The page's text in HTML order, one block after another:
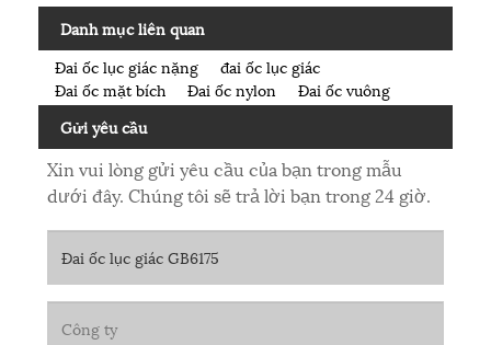
Danh mục liên quan
Đai ốc lục giác nặng
đai ốc lục giác
Đai ốc mặt bích
Đai ốc nylon
Đai ốc vuông
Gửi yêu cầu
Xin vui lòng gửi yêu cầu của bạn trong mẫu
dưới đây. Chúng tôi sẽ trả lời bạn trong 24 giờ.